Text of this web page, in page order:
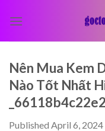
Nên Mua Kem
Nào Tốt Nhất
Published April 6, 2024